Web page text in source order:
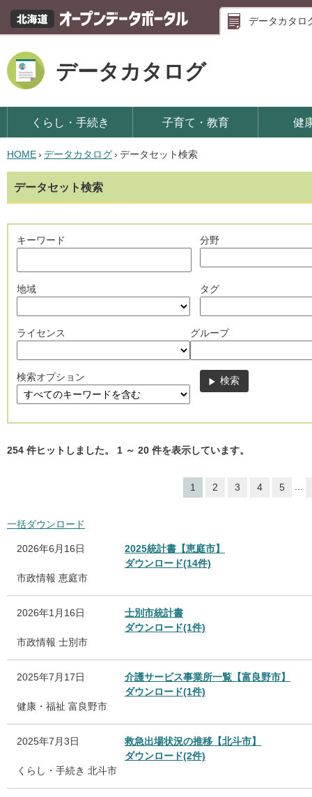
データカタロ
データカタログ
くらし・手続き 子育て・教育 健
HOME› データカタログ› データセット検索
データセット検索
キーワード 分野
地域 タグ
ライセンス グループ
検索オプション
254 件ヒットしました。 1 ～ 20 件を表示しています。
1 2 3 4 5 ...
一括ダウンロード
2026年6月16日
2025統計書【恵庭市】
ダウンロード(14件)
市政情報 恵庭市
2026年1月16日
士別市統計書
ダウンロード(1件)
市政情報 士別市
2025年7月17日
介護サービス事業所一覧【富良野市】
ダウンロード(1件)
健康・福祉 富良野市
2025年7月3日
救急出場状況の推移【北斗市】
ダウンロード(2件)
くらし・手続き 北斗市